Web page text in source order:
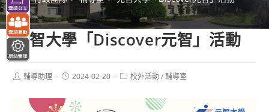
元智大學「Discover元智」活動
Post輔導助理
Post2024-02-20
Post校外活動 / 輔導室